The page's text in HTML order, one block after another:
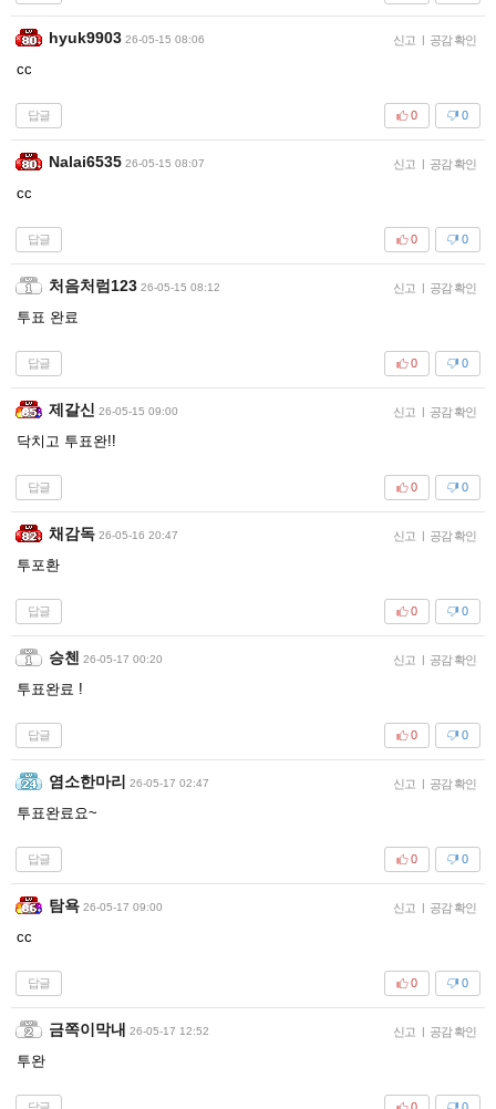
hyuk9903 26-05-15 08:06 신고 | 공감 확인
cc
답글 0
0
Nalai6535 26-05-15 08:07 신고 | 공감 확인
cc
답글 0
0
처음처럼123 26-05-15 08:12 신고 | 공감 확인
투표 완료
답글 0
0
제갈신 26-05-15 09:00 신고 | 공감 확인
닥치고 투표완!!
답글 0
0
채감독 26-05-16 20:47 신고 | 공감 확인
투포환
답글 0
0
승첸 26-05-17 00:20 신고 | 공감 확인
투표완료 !
답글 0
0
염소한마리 26-05-17 02:47 신고 | 공감 확인
투표완료요~
답글 0
0
탐욕 26-05-17 09:00 신고 | 공감 확인
cc
답글 0
0
금쪽이막내 26-05-17 12:52 신고 | 공감 확인
투완